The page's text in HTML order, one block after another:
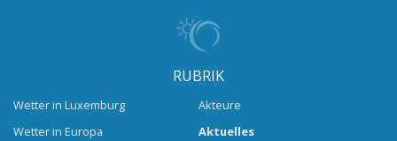
RUBRIK
Wetter in Luxemburg
Wetter in Europa
Akteure
Aktuelles